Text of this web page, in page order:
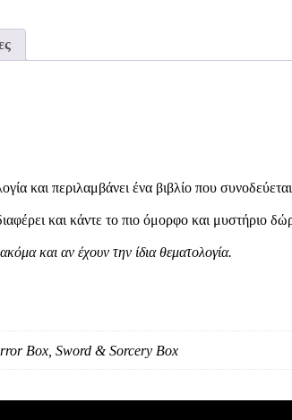
και περιλαμβάνει ένα βιβλίο που
και κάντε το πιο όμορφο και μυστήριο
και αν έχουν την ίδια θεματολογία.
Box, Sword & Sorcery Box